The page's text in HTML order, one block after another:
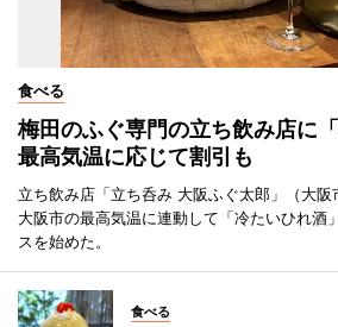
食べる
梅田のふぐ専門の立ち飲み店に
最高気温に応じて割引も
立ち飲み店「立ち呑み 大阪ふぐ太郎」（大阪
大阪市の最高気温に連動して「冷たいひれ酒
スを始めた。
食べる